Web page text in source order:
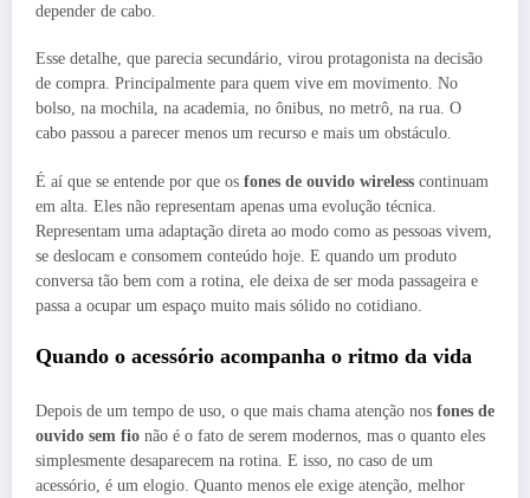
depender de cabo.
Esse detalhe, que parecia secundário, virou protagonista na decisão
de compra. Principalmente para quem vive em movimento. No
bolso, na mochila, na academia, no ônibus, no metrô, na rua. O
cabo passou a parecer menos um recurso e mais um obstáculo.
É aí que se entende por que os fones de ouvido wireless continuam
em alta. Eles não representam apenas uma evolução técnica.
Representam uma adaptação direta ao modo como as pessoas vivem,
se deslocam e consomem conteúdo hoje. E quando um produto
conversa tão bem com a rotina, ele deixa de ser moda passageira e
passa a ocupar um espaço muito mais sólido no cotidiano.
Quando o acessório acompanha o ritmo da vida
Depois de um tempo de uso, o que mais chama atenção nos fones de
ouvido sem fio não é o fato de serem modernos, mas o quanto eles
simplesmente desaparecem na rotina. E isso, no caso de um
acessório, é um elogio. Quanto menos ele exige atenção, melhor